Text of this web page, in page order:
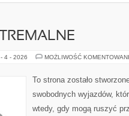
4 - 2026 MOŻLIWOŚĆ
To strona zostało
swobodnych wyjazdów,
wtedy, gdy mogą ruszyć